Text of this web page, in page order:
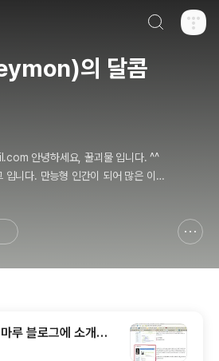
의 달콤
안녕하세요, 꿀괴물 입니다. ^^
입니다. 만능형 인간이 되어 많은 이들
를 간절히 원합니다!! 달콤살벌
루 블로그에 소개가